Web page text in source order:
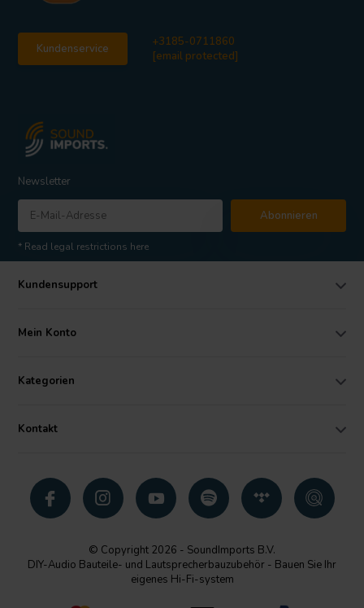
Kundenservice
+3185-0711860
[email protected]
Newsletter
Abonnieren
* Read legal restrictions here
Kundensupport
Mein Konto
Kategorien
Kontakt
© Copyright 2026 - SoundImports B.V.
DIY-Audio Bauteile- und Lautsprecherbauzubehör - Bauen Sie Ihr
eigenes Hi-Fi-system